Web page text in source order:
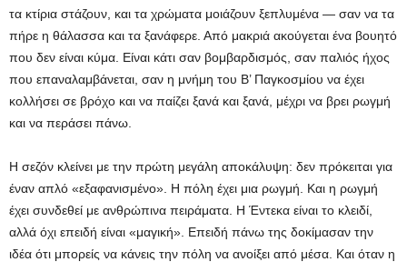
τα κτίρια στάζουν, και τα χρώματα μοιάζουν ξεπλυμένα — σαν να τα
πήρε η θάλασσα και τα ξανάφερε. Από μακριά ακούγεται ένα βουητό
που δεν είναι κύμα. Είναι κάτι σαν βομβαρδισμός, σαν παλιός ήχος
που επαναλαμβάνεται, σαν η μνήμη του Β’ Παγκοσμίου να έχει
κολλήσει σε βρόχο και να παίζει ξανά και ξανά, μέχρι να βρει ρωγμή
και να περάσει πάνω.
Η σεζόν κλείνει με την πρώτη μεγάλη αποκάλυψη: δεν πρόκειται για
έναν απλό «εξαφανισμένο». Η πόλη έχει μια ρωγμή. Και η ρωγμή
έχει συνδεθεί με ανθρώπινα πειράματα. Η Έντεκα είναι το κλειδί,
αλλά όχι επειδή είναι «μαγική». Επειδή πάνω της δοκίμασαν την
ιδέα ότι μπορείς να κάνεις την πόλη να ανοίξει από μέσα. Και όταν η